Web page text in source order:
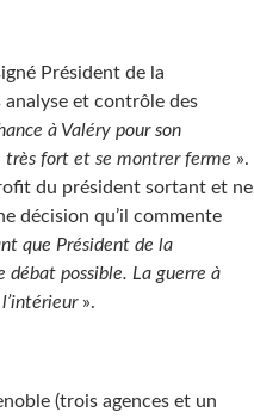
Président de la
et contrôle des
à Valéry pour son
fort et se montrer ferme ».
du président sortant et ne
décision qu’il commente
que Président de la
débat possible. La guerre à
».
(trois agences et un